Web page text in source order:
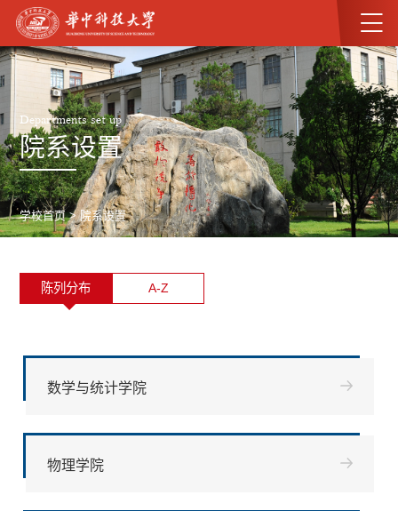
Departments set up
院系设置
学校首页>院系设置
陈列分布 A-Z
数学与统计学院
物理学院